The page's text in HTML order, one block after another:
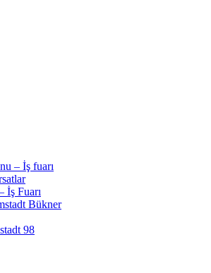
– İş fuarı
İş Fuarı
Bükner
98